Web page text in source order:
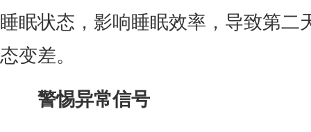
睡眠状态，影响睡眠效率，导致第二
态变差。
警惕异常信号